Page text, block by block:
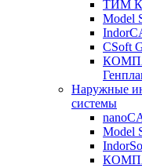
ТИМ
Model
CSoft
Наружные
системы
Model